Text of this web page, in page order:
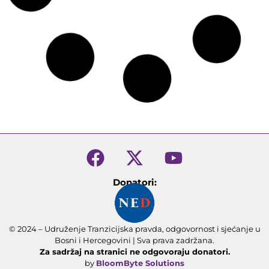
Donatori:
© 2024 – Udruženje Tranzicijska pravda, odgovornost i sjećanje u
Bosni i Hercegovini | Sva prava zadržana.
Za sadržaj na stranici ne odgovoraju donatori.
by BloomByte Solutions